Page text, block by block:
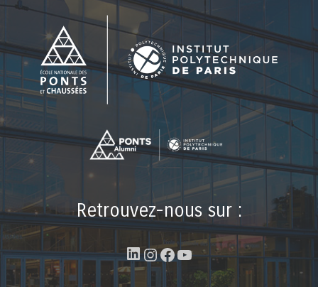
Retrouvez-nous sur :
LinkedIn
Instagram
Facebook
YouTube